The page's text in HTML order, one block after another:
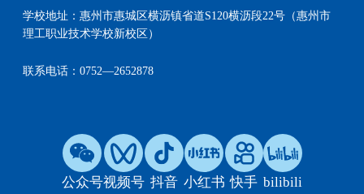
学校地址：惠州市惠城区横沥镇省道S120横沥段22号（惠州市
理工职业技术学校新校区）
联系电话：0752—2652878
公众号视频号 抖音 小红书 快手 bilibili